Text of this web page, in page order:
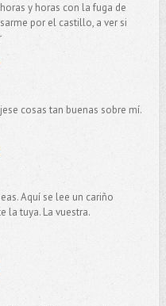
y horas con la fuga de
por el castillo, a ver si
cosas tan buenas sobre mí.
Aquí se lee un cariño
la tuya. La vuestra.